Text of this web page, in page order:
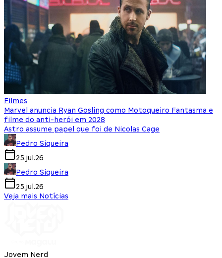
Filmes
Marvel anuncia Ryan Gosling como Motoqueiro Fantasma e
filme do anti-herói em 2028
Astro assume papel que foi de Nicolas Cage
Pedro Siqueira
25.jul.26
Pedro Siqueira
25.jul.26
Veja mais Notícias
Jovem Nerd